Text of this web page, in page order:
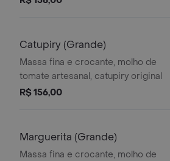
Catupiry (Grande)
Massa fina e crocante, molho de
tomate artesanal, catupiry original
R$ 156,00
Marguerita (Grande)
Massa fina e crocante, molho de